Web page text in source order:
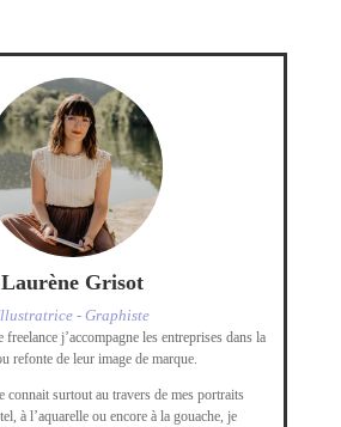
Laurène Grisot
- Graphiste
j’accompagne les entreprises dans la
refonte de leur image de marque.
connait surtout au travers de mes portraits
à l’aquarelle ou encore à la gouache, je